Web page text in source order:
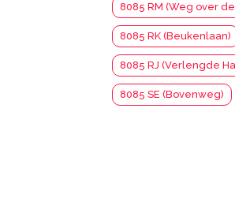
8085 RM (Weg over de
8085 RK (Beukenlaan)
8085 RJ (Verlengde
8085 SE (Bovenweg)